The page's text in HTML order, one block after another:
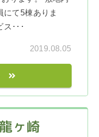
て5棟ありま
･･･
2019.08.05
ヶ崎